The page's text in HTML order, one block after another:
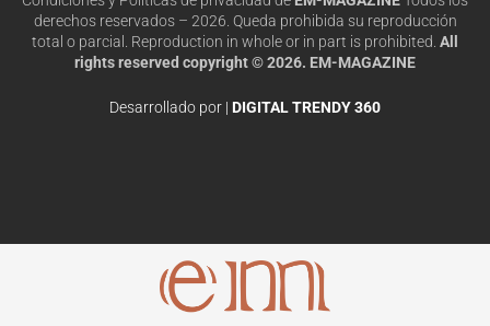
derechos reservados – 2026. Queda prohibida su reproducción
total o parcial. Reproduction in whole or in part is prohibited. All
rights reserved copyright © 2026. EM-MAGAZINE
Desarrollado por | DIGITAL TRENDY 360